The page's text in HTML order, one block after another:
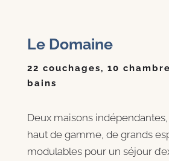
Le Domaine
22 couchages, 10
bains
Deux maisons
haut de gamme, de grands
modulables pour un séjour